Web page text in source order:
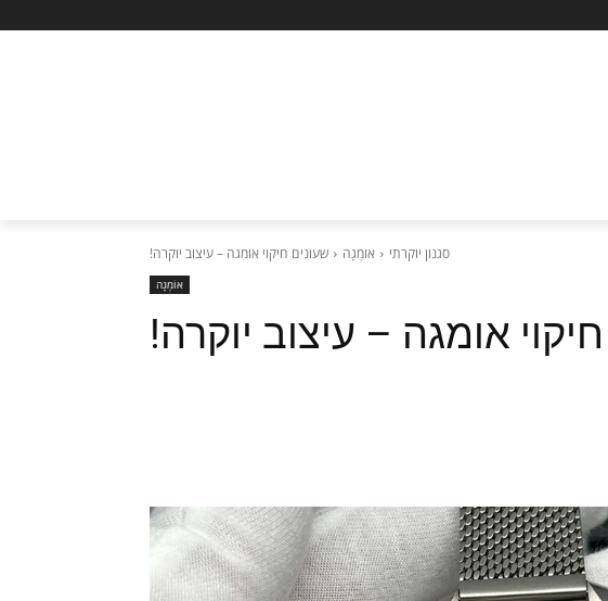
סגנון יוקרתי אוֹמֶגָה שעונים חיקוי אומגה – עיצוב יוקרה!
אוֹמֶגָה
אומגה – עיצוב יוקרה!